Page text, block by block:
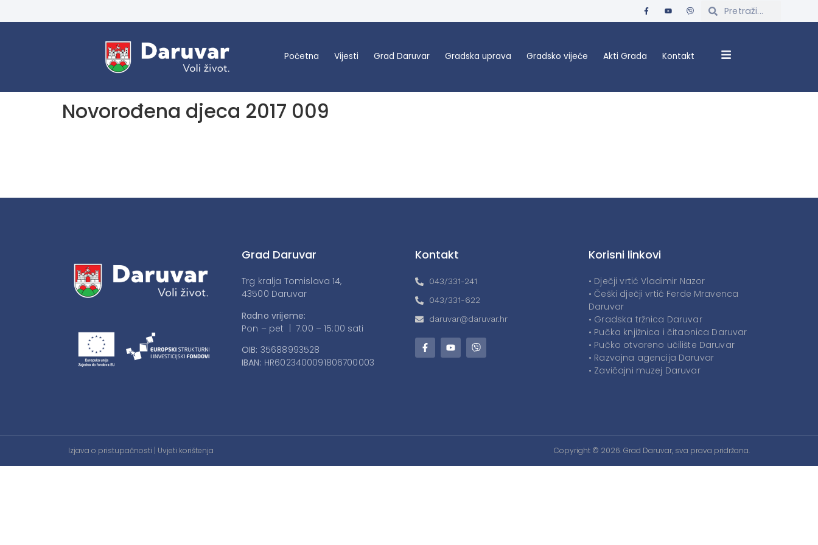
Početna Vijesti Grad Daruvar Gradska uprava Gradsko vijeće Akti Grada Kontakt
Novorođena djeca 2017 009
Grad Daruvar
Trg kralja Tomislava 14,
43500 Daruvar
Radno vrijeme:
Pon – pet | 7:00 – 15:00 sati
OIB: 35688993528
IBAN: HR6023400091806700003
Kontakt
043/331-241
043/331-622
daruvar@daruvar.hr
Korisni linkovi
• Dječji vrtić Vladimir Nazor
• Češki dječji vrtić Ferde Mravenca
Daruvar
• Gradska tržnica Daruvar
• Pučka knjižnica i čitaonica Daruvar
• Pučko otvoreno učilište Daruvar
• Razvojna agencija Daruvar
• Zavičajni muzej Daruvar
Izjava o pristupačnosti | Uvjeti korištenja Copyright © 2026. Grad Daruvar, sva prava pridržana.